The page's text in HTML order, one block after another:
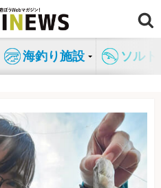
海釣り施設 ソル